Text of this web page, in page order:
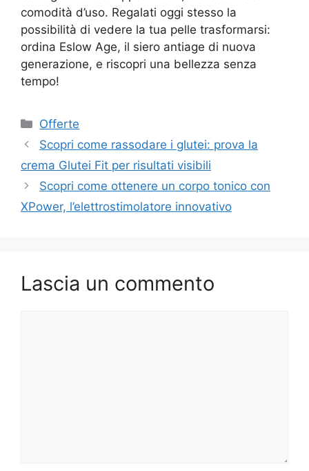
comodità d’uso. Regalati oggi stesso la
possibilità di vedere la tua pelle trasformarsi:
ordina Eslow Age, il siero antiage di nuova
generazione, e riscopri una bellezza senza
tempo!
Categorie
Offerte
Scopri come rassodare i glutei: prova la
crema Glutei Fit per risultati visibili
Scopri come ottenere un corpo tonico con
XPower, l’elettrostimolatore innovativo
Lascia un commento